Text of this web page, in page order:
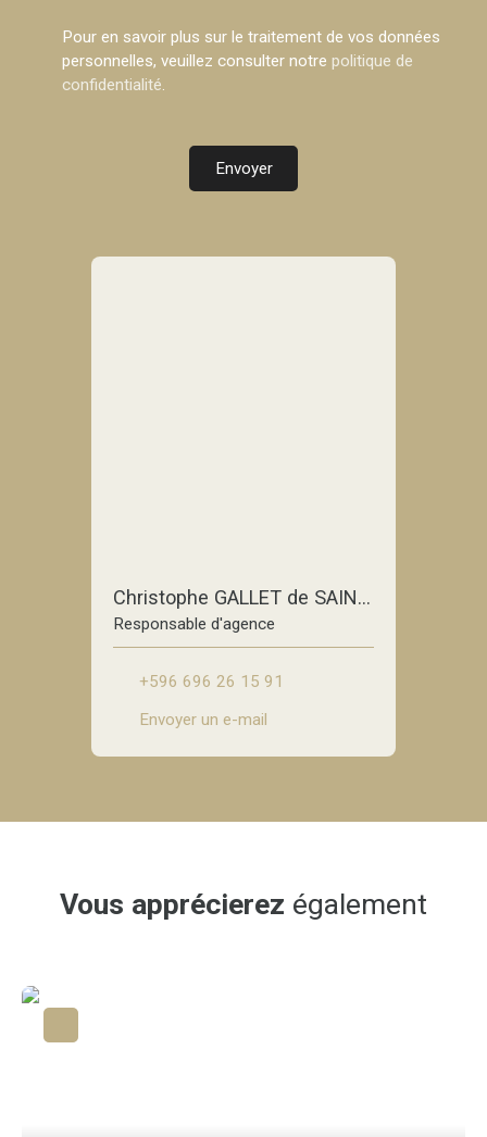
Pour en savoir plus sur le traitement de vos données
personnelles, veuillez consulter notre politique de
confidentialité.
Envoyer
Christophe GALLET de SAINT-AURIN
Responsable d'agence
+596 696 26 15 91
Envoyer un e-mail
Vous apprécierez également